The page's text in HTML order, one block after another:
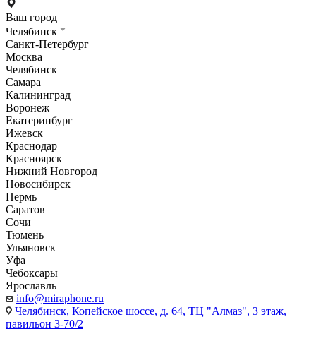
Ваш город
Челябинск
Санкт-Петербург
Москва
Челябинск
Самара
Калининград
Воронеж
Екатеринбург
Ижевск
Краснодар
Красноярск
Нижний Новгород
Новосибирск
Пермь
Саратов
Сочи
Тюмень
Ульяновск
Уфа
Чебоксары
Ярославль
info@miraphone.ru
Челябинск, Копейское шоссе, д. 64, ТЦ "Алмаз", 3 этаж,
павильон 3-70/2